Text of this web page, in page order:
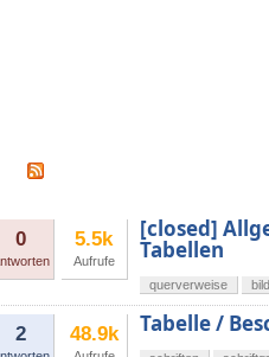
0 5.5k
Aufrufe
[closed]
Tabellen
querverweise
2 48.9k Tabelle /